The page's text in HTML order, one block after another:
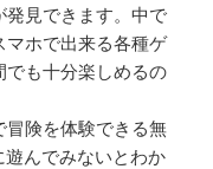
発見できます。中で
マホで出来る各種ゲ
も十分楽しめるの
険を体験できる無
遊んでみないとわか